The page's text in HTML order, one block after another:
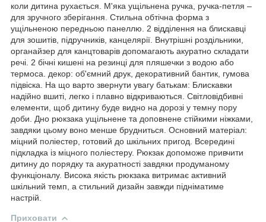
коли дитина рухається. М'яка ущільнена ручка, ручка-петля –
для зручного зберігання. Стильна обтічна форма з
ущільненою передньою панеллю. 2 відділення на блискавці
для зошитів, підручників, канцелярії. Внутрішні роздільники,
органайзер для канцтоварів допомагають акуратно складати
речі. 2 бічні кишені на резинці для пляшечки з водою або
термоса. декор: об'ємний друк, декоративний бантик, гумова
підвіска. На що варто звернути увагу батькам: Блискавки
надійно вшиті, легко і плавно відкриваються. Світловідбивні
елементи, щоб дитину буде видно на дорозі у темну пору
доби. Дно рюкзака ущільнене та доповнене стійкими ніжками,
завдяки цьому воно менше брудниться. Основний матеріал:
міцний поліестер, готовий до шкільних пригод. Всередині
підкладка із міцного поліестеру. Рюкзак допоможе привчити
дитину до порядку та акуратності завдяки продуманому
функціоналу. Висока якість рюкзака витримає активний
шкільний темп, а стильний дизайн завжди підніматиме
настрій.
Приховати